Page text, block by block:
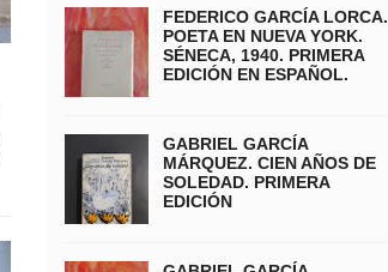
FEDERICO GARCÍA LORCA.
POETA EN NUEVA YORK.
SÉNECA, 1940. PRIMERA
EDICIÓN EN ESPAÑOL.
GABRIEL GARCÍA
MÁRQUEZ. CIEN AÑOS DE
SOLEDAD. PRIMERA
EDICIÓN